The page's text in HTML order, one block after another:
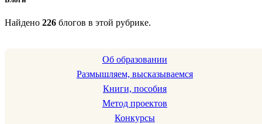
Найдено 226 блогов в этой рубрике.
Об образовании
Размышляем, высказываемся
Книги, пособия
Метод проектов
Конкурсы